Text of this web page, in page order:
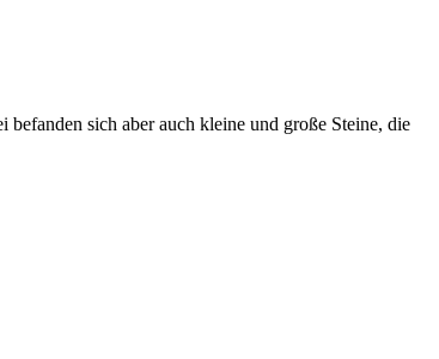
sich aber auch kleine und große Steine, die